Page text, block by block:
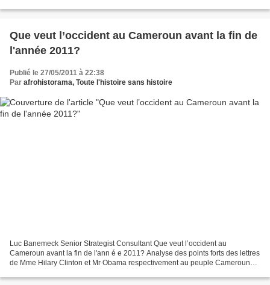
Que veut l’occident au Cameroun avant la fin de
l'année 2011?
Publié le 27/05/2011 à 22:38
Par afrohistorama, Toute l'histoire sans histoire
Luc Banemeck Senior Strategist Consultant Que veut l’occident au
Cameroun avant la fin de l'ann é e 2011? Analyse des points forts des lettres
de Mme Hilary Clinton et Mr Obama respectivement au peuple Camerounais